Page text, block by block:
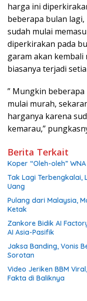
harga ini
beberapa bulan
sudah mulai
diperkirakan pada
garam akan
biasanya terjadi
” Mungkin
mulai murah,
harganya karena
kemarau,”
Berita Terkait
Koper “Oleh-oleh”
Tak Lagi Terbengkalai,
Uang
Pulang dari Malaysia,
Ketak
Zankore Bidik AI
AI Asia-Pasifik
Jaksa Banding, Vonis
Sorotan
Video Jeriken BBM
Fakta di Baliknya